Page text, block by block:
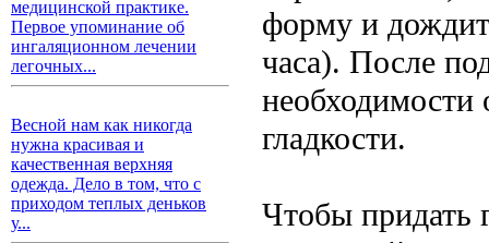
медицинской практике.
Первое упоминание об
ингаляционном лечении
легочных...
Весной нам как никогда
нужна красивая и
качественная верхняя
одежда. Дело в том, что с
приходом теплых деньков
у...
форму и
часа). После
необходимости
гладкости.
Чтобы придать